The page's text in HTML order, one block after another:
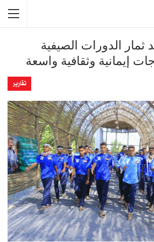
ثمار الدورات الصيفية
تقارير